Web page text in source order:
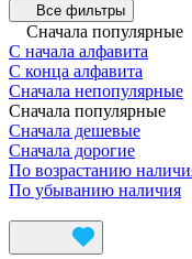
Все фильтры
Сначала популярные
С начала алфавита
С конца алфавита
Сначала непопулярные
Сначала популярные
Сначала дешевые
Сначала дорогие
По возрастанию
По убыванию наличия